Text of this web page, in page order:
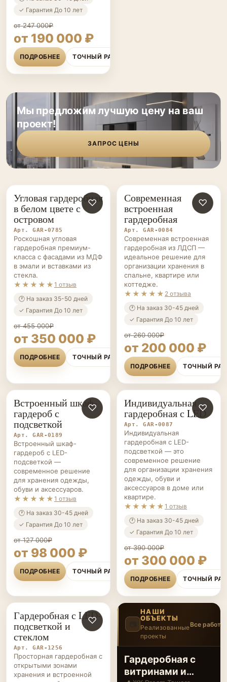
✓ Гарантия До 10 лет
от 247 000₽
от 190 000 ₽
ПОДРОБНЕЕ ТОЧНЫЙ РАСЧЁТ
Мы предложим лучшую цену на ваш
проект!
ЗАПРОС ЦЕНЫ
ГАРДЕРОБНЫЕ НА ЗАКАЗ
♡
Угловая гардеробная
в белом цвете с
островом
Арт. GAR-0785
Роскошная угловая
гардеробная премиум-
класса с фасадами из МДФ
в эмали и вставками из
стекла.
★★★★★ 1 отзыв
🕐 На заказ 35-50 дней
✓ Гарантия До 10 лет
от 455 000₽
от 350 000 ₽
ПОДРОБНЕЕ ТОЧНЫЙ РАСЧЁТ
ГАРДЕРОБНЫЕ НА ЗАКАЗ
♡
Современная
встроенная
гардеробная
Арт. GAR-0084
Современная встроенная
гардеробная из ЛДСП —
идеальное решение для
организации хранения в
спальне, квартире или
коттедже.
★★★★★ 2 отзыва
🕐 На заказ 30-45 дней
✓ Гарантия До 10 лет
от 260 000₽
от 200 000 ₽
ПОДРОБНЕЕ ТОЧНЫЙ
ГАРДЕРОБНЫЕ НА ЗАКАЗ
♡
Встроенный шкаф-
гардероб с
подсветкой
Арт. GAR-0189
Встроенный шкаф-
гардероб с LED-
подсветкой —
современное решение
для хранения одежды,
обуви и аксессуаров.
★★★★★ 1 отзыв
🕐 На заказ 30-45 дней
✓ Гарантия До 10 лет
от 127 000₽
от 98 000 ₽
ПОДРОБНЕЕ ТОЧНЫЙ РАСЧЁТ
ГАРДЕРОБНЫЕ НА ЗАКАЗ
♡
Индивидуальная
гардеробная с LED
Арт. GAR-0087
Индивидуальная
гардеробная с LED-
подсветкой — это
современное решение
для организации хранения
одежды, обуви и
аксессуаров в доме или
квартире.
★★★★★ 1 отзыв
🕐 На заказ 30-45 дней
✓ Гарантия До 10 лет
от 390 000₽
от 300 000 ₽
ПОДРОБНЕЕ ТОЧНЫЙ
ГАРДЕРОБНЫЕ НА ЗАКАЗ
♡
Гардеробная с LED-
подсветкой и
стеклом
Арт. GAR-1256
Просторная гардеробная с
открытыми зонами
хранения и встроенной
НАШИ
ОБЪЕКТЫ
Реализованные
проекты
Все
‹ ›
Проект из
Telegram #4289